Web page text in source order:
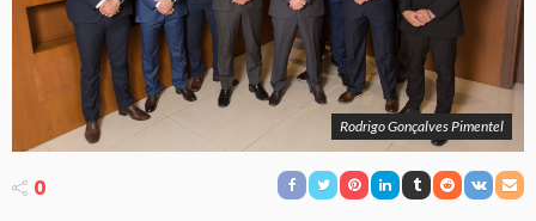
Rodrigo Gonçalves Pimentel
0